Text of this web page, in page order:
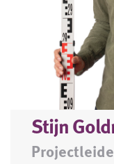
Stijn